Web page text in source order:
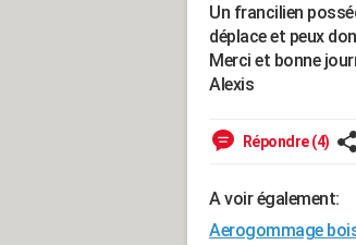
Un francilien
déplace et peux
Merci et bonne
Alexis
Répondre (4)
A voir également:
Aerogommage